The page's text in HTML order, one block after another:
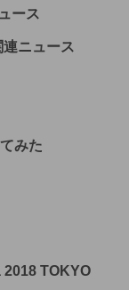
ース
ニュース
みた
TOKYO